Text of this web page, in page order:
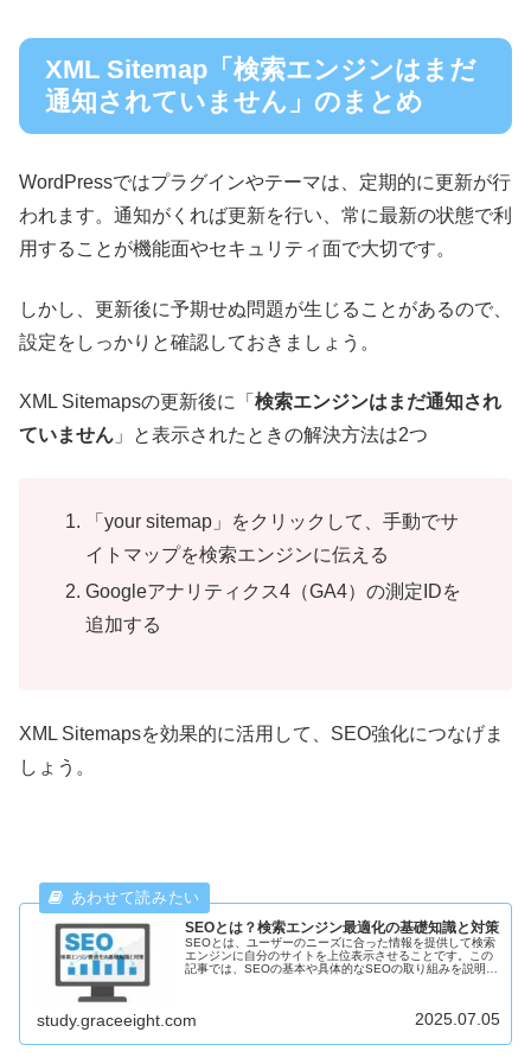
XML Sitemap「検索エンジンはまだ
通知されていません」のまとめ
WordPressではプラグインやテーマは、定期的に更新が行
われます。通知がくれば更新を行い、常に最新の状態で利
用することが機能面やセキュリティ面で大切です。
しかし、更新後に予期せぬ問題が生じることがあるので、
設定をしっかりと確認しておきましょう。
XML Sitemapsの更新後に「 検索エンジンはまだ通知され
ていません 」と表示されたときの解決方法は2つ
「your sitemap」をクリックして、手動でサ
イトマップを検索エンジンに伝える
Googleアナリティクス4（GA4）の測定IDを
追加する
XML Sitemapsを効果的に活用して、SEO強化につなげま
しょう。
SEOとは？検索エンジン最適化の基礎知識と対策
SEOとは、ユーザーのニーズに合った情報を提供して検索
エンジンに自分のサイトを上位表示させることです。この
記事では、SEOの基本や具体的なSEOの取り組みを説明し
study.graceeight.com 2025.07.05